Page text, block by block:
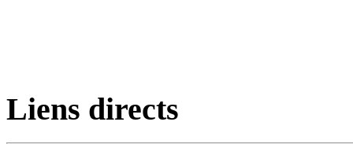
Liens directs